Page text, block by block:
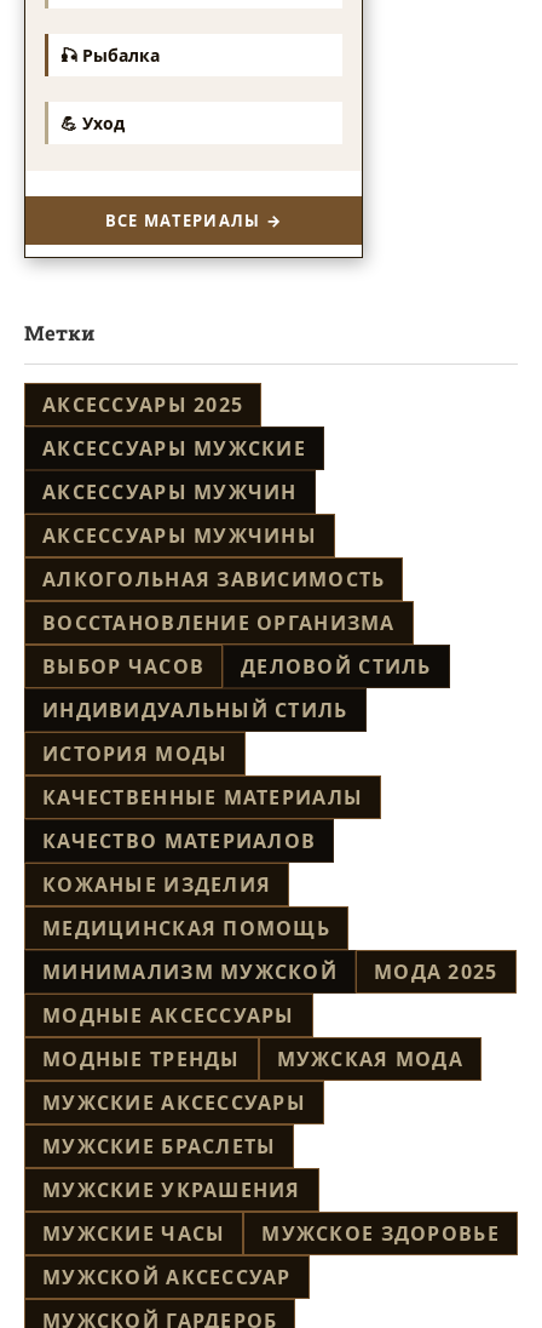
🎣 Рыбалка
💪 Уход
ВСЕ МАТЕРИАЛЫ →
Метки
АКСЕССУАРЫ 2025
АКСЕССУАРЫ МУЖСКИЕ
АКСЕССУАРЫ МУЖЧИН
АКСЕССУАРЫ МУЖЧИНЫ
АЛКОГОЛЬНАЯ ЗАВИСИМОСТЬ
ВОССТАНОВЛЕНИЕ ОРГАНИЗМА
ВЫБОР ЧАСОВ
ДЕЛОВОЙ СТИЛЬ
ИНДИВИДУАЛЬНЫЙ СТИЛЬ
ИСТОРИЯ МОДЫ
КАЧЕСТВЕННЫЕ МАТЕРИАЛЫ
КАЧЕСТВО МАТЕРИАЛОВ
КОЖАНЫЕ ИЗДЕЛИЯ
МЕДИЦИНСКАЯ ПОМОЩЬ
МИНИМАЛИЗМ МУЖСКОЙ
МОДА 2025
МОДНЫЕ АКСЕССУАРЫ
МОДНЫЕ ТРЕНДЫ
МУЖСКАЯ МОДА
МУЖСКИЕ АКСЕССУАРЫ
МУЖСКИЕ БРАСЛЕТЫ
МУЖСКИЕ УКРАШЕНИЯ
МУЖСКИЕ ЧАСЫ
МУЖСКОЕ ЗДОРОВЬЕ
МУЖСКОЙ АКСЕССУАР
МУЖСКОЙ ГАРДЕРОБ